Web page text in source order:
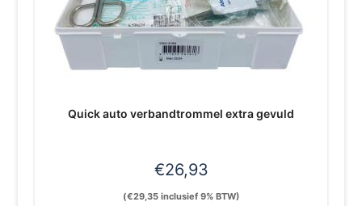
Quick auto verbandtrommel extra gevuld
€26,93
(€29,35inclusief 9% BTW)